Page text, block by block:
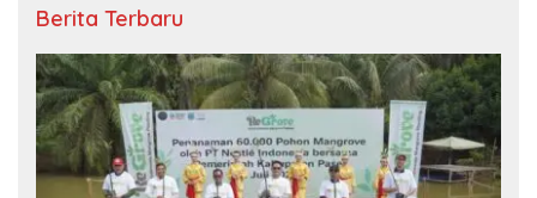
Berita Terbaru